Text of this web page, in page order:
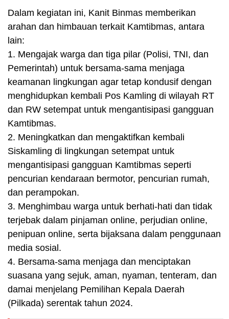
Dalam kegiatan ini, Kanit Binmas memberikan
arahan dan himbauan terkait Kamtibmas, antara
lain:
1. Mengajak warga dan tiga pilar (Polisi, TNI, dan
Pemerintah) untuk bersama-sama menjaga
keamanan lingkungan agar tetap kondusif dengan
menghidupkan kembali Pos Kamling di wilayah RT
dan RW setempat untuk mengantisipasi gangguan
Kamtibmas.
2. Meningkatkan dan mengaktifkan kembali
Siskamling di lingkungan setempat untuk
mengantisipasi gangguan Kamtibmas seperti
pencurian kendaraan bermotor, pencurian rumah,
dan perampokan.
3. Menghimbau warga untuk berhati-hati dan tidak
terjebak dalam pinjaman online, perjudian online,
penipuan online, serta bijaksana dalam penggunaan
media sosial.
4. Bersama-sama menjaga dan menciptakan
suasana yang sejuk, aman, nyaman, tenteram, dan
damai menjelang Pemilihan Kepala Daerah
(Pilkada) serentak tahun 2024.